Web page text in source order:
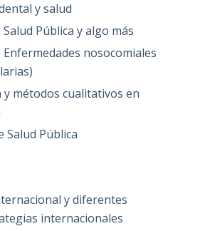
y salud
Pública y algo más
nosocomiales
métodos cualitativos en
Salud Pública
y diferentes
internacionales